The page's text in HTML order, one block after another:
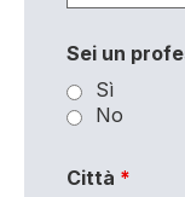
Sei un
Sì
No
Città *